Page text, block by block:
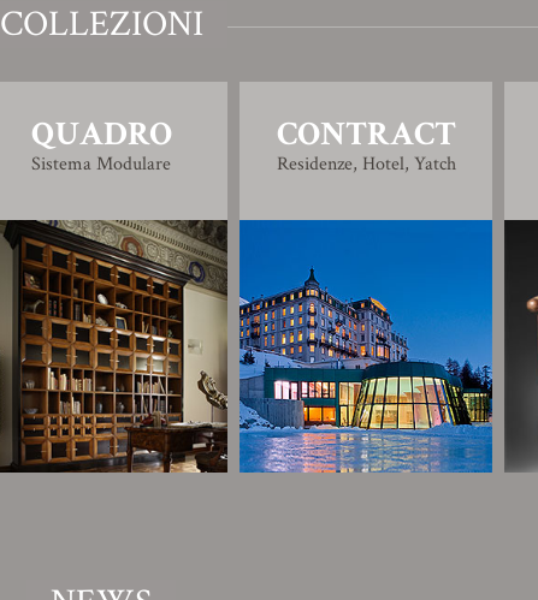
COLLEZIONI
QUADRO
Sistema Modulare
CONTRACT
Residenze, Hotel, Yatch